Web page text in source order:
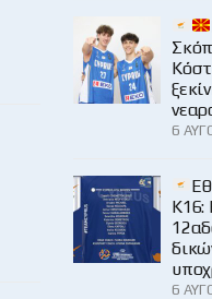
6
Κ16:
6